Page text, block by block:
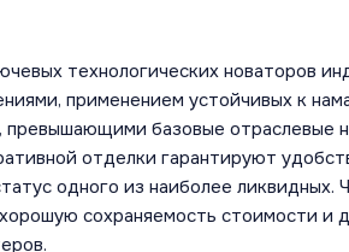
технологических новаторов
применением устойчивых к
базовые отраслевые
отделки гарантируют
одного из наиболее ликвидных.
сохраняемость стоимости и